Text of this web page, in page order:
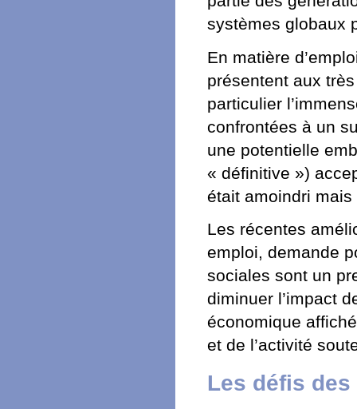
systèmes globaux
En matière
présentent aux
particulier
confrontées à un
une potentielle
« définitive »)
était amoindri
Les récentes
emploi, demande
sociales sont un
diminuer l’impact
économique
et de l’activité
Les défis